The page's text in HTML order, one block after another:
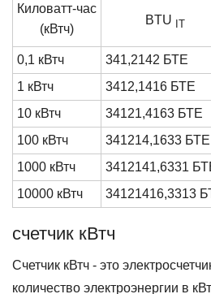
Киловатт-час
(кВтч)
BTU IT
0,1 кВтч 341,2142 БТЕ
1 кВтч
3412,1416 БТЕ
10 кВтч
34121,4163 БТЕ
100 кВтч
341214,1633 БТЕ
1000 кВтч
3412141,6331
10000 кВтч
34121416,3313
счетчик кВтч
Счетчик кВтч - это
количество электроэнергии в